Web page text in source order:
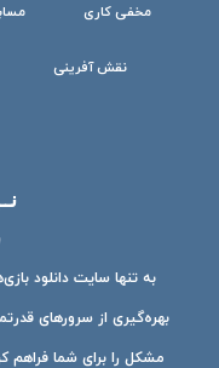
مخفی کاری
نقش آفرینی
به تنها سایت دانلود
بهره‌گیری از سرورهای
مشکل را برای شما فراهم